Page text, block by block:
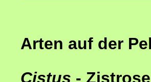
Arten auf der
Cistus - Zistrose